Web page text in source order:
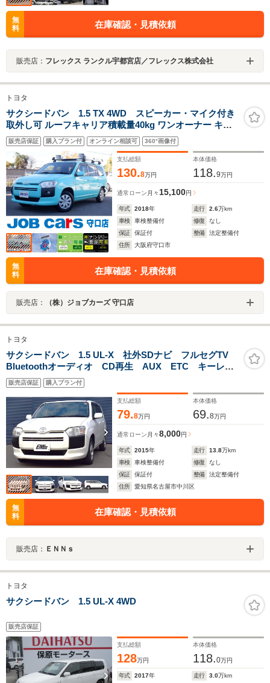
無
料
在庫確認・見積依頼
販売店： フレックス ランクル宇都宮店／フレックス株式会社
トヨタ
サクシードバン 1.5 TX 4WD スピーカー・マイク付き
取外し可 ルーフキャリア積載量40kg ワンオーナー キー
レス 電動電格ミラー オートライト パワーウインドウ ド
アバイザー 点検記録簿
販売店保証 購入プラン付 オンライン相談可 360°画像付
支払総額
130.8万円
本体価格
118.9万円
通常ローン 月々15,100円
年式 2018年 走行 2.6万km
車検
車検整備付 修復
なし
保証
保証付 整備
法定整備付
住所
大阪府守口市
無
料
在庫確認・見積依頼
販売店： （株）ジョブカーズ 守口店
トヨタ
サクシードバン 1.5 UL-X 社外SDナビ フルセグTV
Bluetoothオーディオ CD再生 AUX ETC キーレ
ス LEDヘッドライト アクセサリーコンセント カー
プレミア1年保証付
販売店保証 購入プラン付
支払総額
79.8万円
本体価格
69.8万円
通常ローン 月々8,000円
年式 2015年 走行 13.8万km
車検
車検整備付 修復
なし
保証
保証付 整備
法定整備付
住所
愛知県名古屋市中川区
無
料
在庫確認・見積依頼
販売店： ＥＮＮｓ
トヨタ
サクシードバン 1.5 UL-X 4WD
販売店保証
支払総額
128万円
本体価格
118.0万円
年式 2017年 走行 3.0万km